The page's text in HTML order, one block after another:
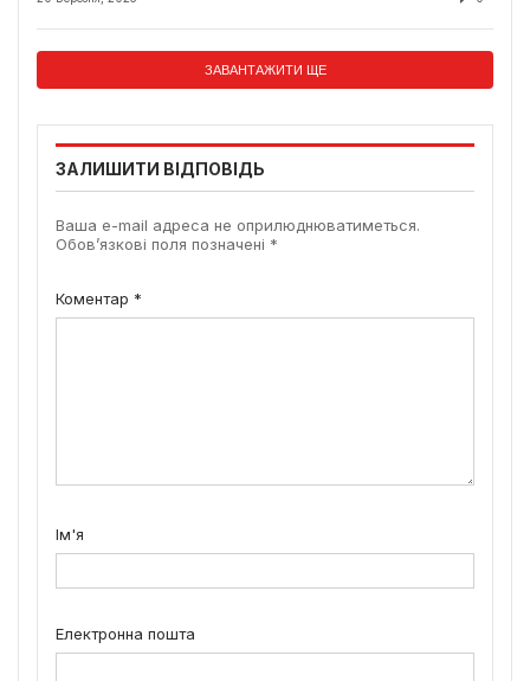
ЗАВАНТАЖИТИ ЩЕ
ЗАЛИШИТИ ВІДПОВІДЬ
Ваша e-mail адреса не оприлюднюватиметься.
Обов’язкові поля позначені *
Коментар *
Ім'я
Електронна пошта